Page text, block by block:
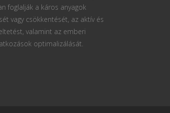
foglalják a káros anyagok
vagy csökkentését, az aktív és
valamint az emberi
optimalizálását.